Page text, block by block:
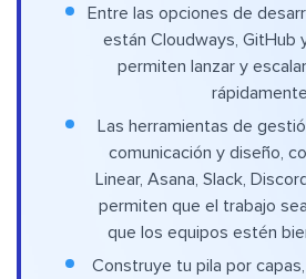
Entre las opciones de
están Cloudways, GitHub
permiten lanzar y
Las herramientas de
comunicación y diseño,
Linear, Asana, Slack,
permiten que el trabajo
que los equipos estén
Construye tu pila por